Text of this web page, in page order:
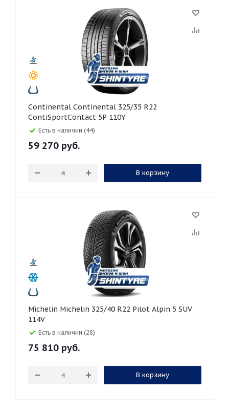
Continental Continental 325/35 R22
ContiSportContact 5P 110Y
Есть в наличии (44)
59 270 руб.
В корзину
Michelin Michelin 325/40 R22 Pilot Alpin 5 SUV
114V
Есть в наличии (28)
75 810 руб.
В корзину